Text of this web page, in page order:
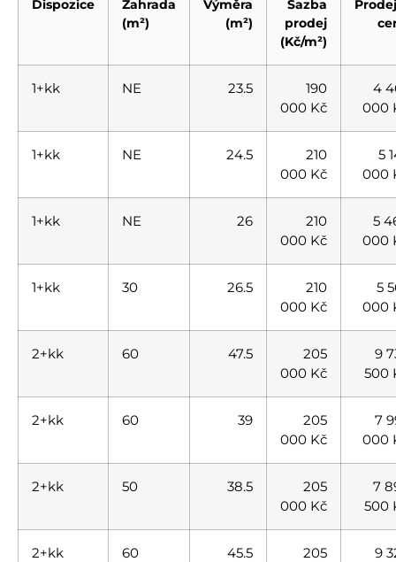
Dispozice
Zahrada
(m²)
Výměra
(m²)
Sazba
prodej
(Kč/m²)
1+kk NE 23.5
190
000 Kč
4
000
1+kk NE 24.5
210
000 Kč
5
000
1+kk NE 26
210
000 Kč
5
000
1+kk 30 26.5
210
000 Kč
5
000
2+kk 60 47.5
205
000 Kč
9
500
2+kk 60 39
205
000 Kč
7
000
2+kk 50 38.5
205
000 Kč
7
500
2+kk 60 45.5
205
9